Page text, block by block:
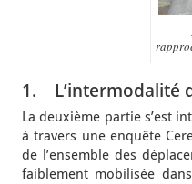
1. L’intermodalité
La deuxième partie s’est
à travers une enquête
de l’ensemble des
faiblement mobilisée